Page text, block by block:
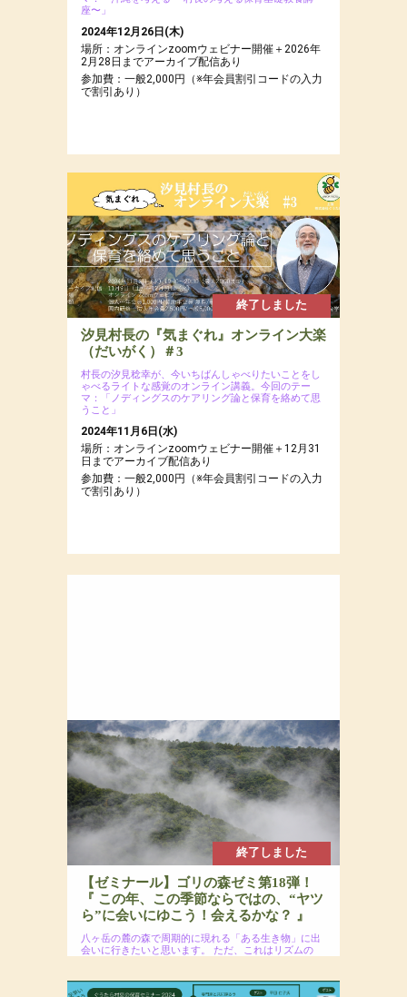
座〜」
2024年12月26日(木)
場所：オンラインzoomウェビナー開催＋2026年
2月28日までアーカイブ配信あり
参加費：一般2,000円（※年会員割引コードの入力
で割引あり）
終了しました
汐見村長の『気まぐれ』オンライン大楽
（だいがく）＃3
村長の汐見稔幸が、今いちばんしゃべりたいことをし
ゃべるライトな感覚のオンライン講義。今回のテー
マ：「ノディングスのケアリング論と保育を絡めて思
うこと」
2024年11月6日(水)
場所：オンラインzoomウェビナー開催＋12月31
日までアーカイブ配信あり
参加費：一般2,000円（※年会員割引コードの入力
で割引あり）
終了しました
【ゼミナール】ゴリの森ゼミ第18弾！
『 この年、この季節ならではの、“ヤツ
ら”に会いにゆこう！会えるかな？ 』
八ヶ岳の麓の森で周期的に現れる「ある生き物」に出
会いに行きたいと思います。
ただ、これはリズムの
あることで、必ず出会えるというわけではないので、
2024年10月20日(日)